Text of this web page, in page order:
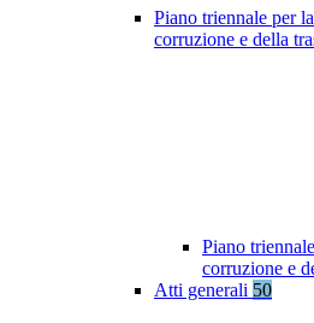
Piano triennale per
corruzione e della
Piano
corruzione e
Atti generali 50